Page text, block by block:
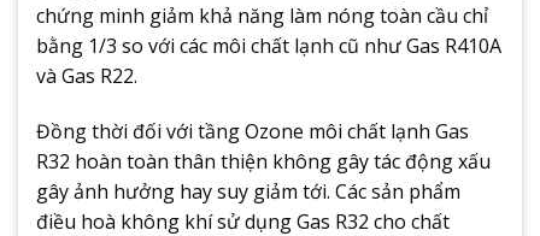
chứng minh giảm khả năng làm nóng toàn cầu chỉ
bằng 1/3 so với các môi chất lạnh cũ như Gas R410A
và Gas R22.
Đồng thời đối với tầng Ozone môi chất lạnh Gas
R32 hoàn toàn thân thiện không gây tác động xấu
gây ảnh hưởng hay suy giảm tới. Các sản phẩm
điều hoà không khí sử dụng Gas R32 cho chất